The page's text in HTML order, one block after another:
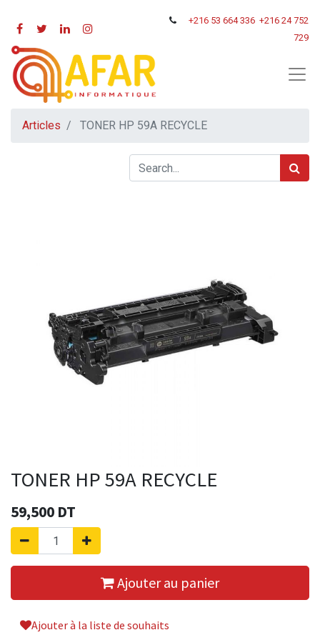
+216 53 664 336 +216 24 752
729
Articles TONER HP 59A RECYCLE
TONER HP 59A RECYCLE
59,500 DT
Ajouter au panier
Ajouter à la liste de souhaits